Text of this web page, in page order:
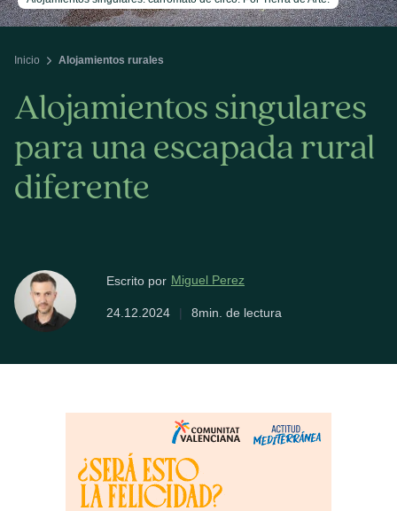
Inicio Alojamientos rurales
Alojamientos singulares
para una escapada rural
diferente
Escrito por Miguel Perez
24.12.2024 | 8min. de lectura